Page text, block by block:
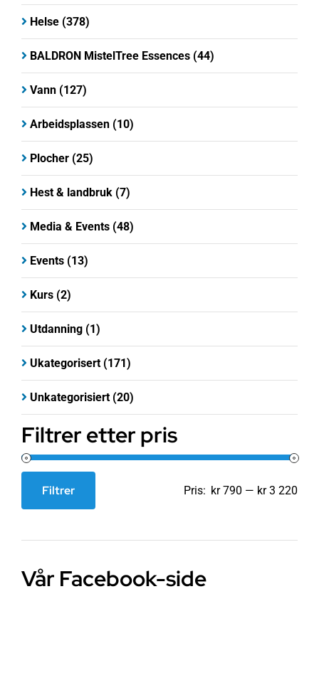
Helse (378)
BALDRON MistelTree Essences (44)
Vann (127)
Arbeidsplassen (10)
Plocher (25)
Hest & landbruk (7)
Media & Events (48)
Events (13)
Kurs (2)
Utdanning (1)
Ukategorisert (171)
Unkategorisiert (20)
Filtrer etter pris
Makspris
Filtrer Pris: kr 790 — kr 3 220
Vår Facebook-side